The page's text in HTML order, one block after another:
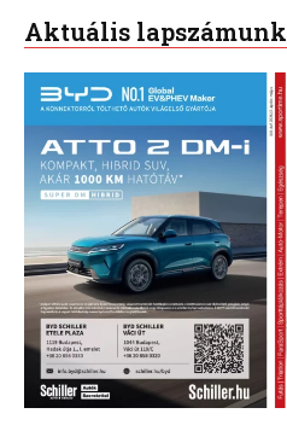
Aktuális lapszámunk